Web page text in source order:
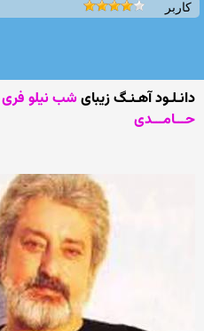
کاربر
دانـلـود آهـنـگ زیبایشب نیلو فری
حـــامـــدی